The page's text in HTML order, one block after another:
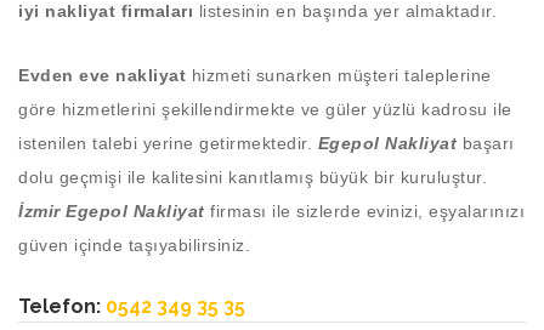
iyi nakliyat firmaları listesinin en başında yer almaktadır.
Evden eve nakliyat hizmeti sunarken müşteri taleplerine
göre hizmetlerini şekillendirmekte ve güler yüzlü kadrosu ile
istenilen talebi yerine getirmektedir. Egepol Nakliyat başarı
dolu geçmişi ile kalitesini kanıtlamış büyük bir kuruluştur.
İzmir Egepol Nakliyat firması ile sizlerde evinizi, eşyalarınızı
güven içinde taşıyabilirsiniz.
Telefon: 0542 349 35 35